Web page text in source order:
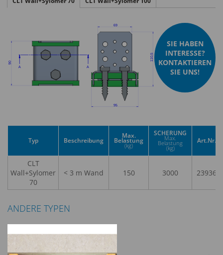
SIE HABEN
INTERESSE?
KONTAKTIEREN
SIE UNS!
Typ Beschreibung
Max.
Belastung
(kg)
SCHERUNG
Max.
Belastung
(kg)
Art.Nr.
CLT
Wall+Sylomer
70
< 3 m Wand 150 3000 23936
ANDERE TYPEN